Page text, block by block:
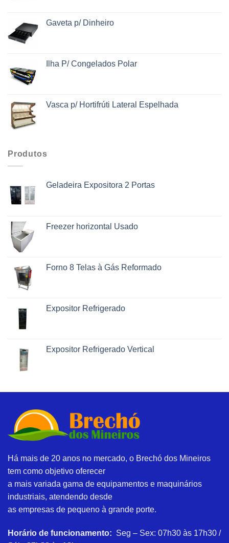
Gaveta p/ Dinheiro
Ilha P/ Congelados Polar
Vasca p/ Hortifrúti Lateral Espelhada
Produtos
Geladeira Expositora 2 Portas
Freezer horizontal Usado
Forno 8 Telas à Gás Reformado
Expositor Refrigerado
Expositor Refrigerado Vertical
Há mais de 20 anos no mercado, o Brechó dos Mineiros
tem como objetivo oferecer
a mais variada gama de equipamentos e maquinários
industriais, atendendo desde
as empresas de pequeno à grande porte.
Horário de funcionamento: Seg – Sex: 07h30 às 17h30 /